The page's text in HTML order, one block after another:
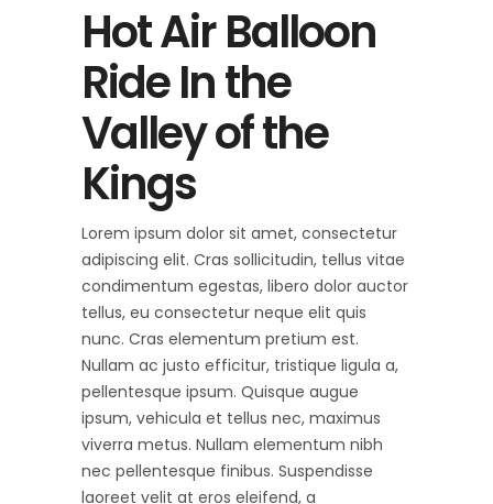
Hot Air Balloon
Ride In the
Valley of the
Kings
Lorem ipsum dolor sit amet, consectetur
adipiscing elit. Cras sollicitudin, tellus vitae
condimentum egestas, libero dolor auctor
tellus, eu consectetur neque elit quis
nunc. Cras elementum pretium est.
Nullam ac justo efficitur, tristique ligula a,
pellentesque ipsum. Quisque augue
ipsum, vehicula et tellus nec, maximus
viverra metus. Nullam elementum nibh
nec pellentesque finibus. Suspendisse
laoreet velit at eros eleifend, a